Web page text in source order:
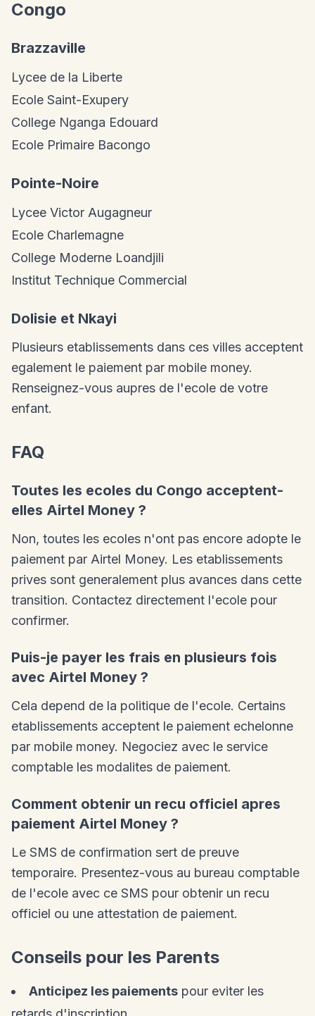
Congo
Brazzaville
Lycee de la Liberte
Ecole Saint-Exupery
College Nganga Edouard
Ecole Primaire Bacongo
Pointe-Noire
Lycee Victor Augagneur
Ecole Charlemagne
College Moderne Loandjili
Institut Technique Commercial
Dolisie et Nkayi
Plusieurs etablissements dans ces villes acceptent
egalement le paiement par mobile money.
Renseignez-vous aupres de l'ecole de votre
enfant.
FAQ
Toutes les ecoles du Congo acceptent-
elles Airtel Money ?
Non, toutes les ecoles n'ont pas encore adopte le
paiement par Airtel Money. Les etablissements
prives sont generalement plus avances dans cette
transition. Contactez directement l'ecole pour
confirmer.
Puis-je payer les frais en plusieurs fois
avec Airtel Money ?
Cela depend de la politique de l'ecole. Certains
etablissements acceptent le paiement echelonne
par mobile money. Negociez avec le service
comptable les modalites de paiement.
Comment obtenir un recu officiel apres
paiement Airtel Money ?
Le SMS de confirmation sert de preuve
temporaire. Presentez-vous au bureau comptable
de l'ecole avec ce SMS pour obtenir un recu
officiel ou une attestation de paiement.
Conseils pour les Parents
Anticipez les paiements pour eviter les